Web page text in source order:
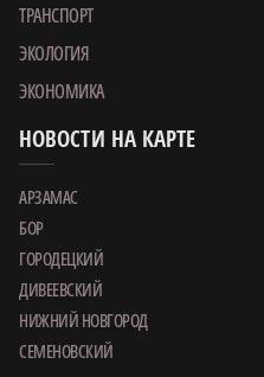
ТРАНСПОРТ
ЭКОЛОГИЯ
ЭКОНОМИКА
НОВОСТИ НА КАРТЕ
АРЗАМАС
БОР
ГОРОДЕЦКИЙ
ДИВЕЕВСКИЙ
НИЖНИЙ НОВГОРОД
СЕМЕНОВСКИЙ